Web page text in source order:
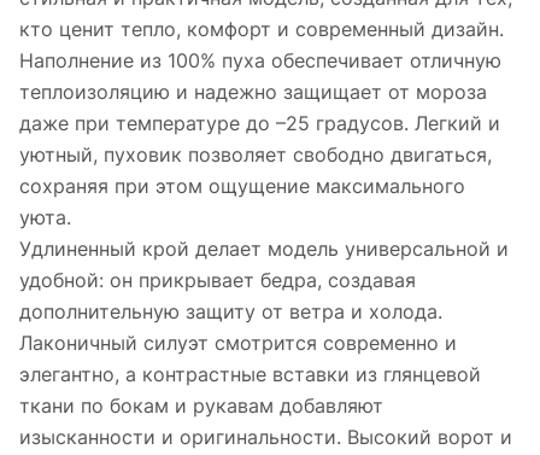
кто ценит тепло, комфорт и современный дизайн.
Наполнение из 100% пуха обеспечивает отличную
теплоизоляцию и надежно защищает от мороза
даже при температуре до –25 градусов. Легкий и
уютный, пуховик позволяет свободно двигаться,
сохраняя при этом ощущение максимального
уюта.
Удлиненный крой делает модель универсальной и
удобной: он прикрывает бедра, создавая
дополнительную защиту от ветра и холода.
Лаконичный силуэт смотрится современно и
элегантно, а контрастные вставки из глянцевой
ткани по бокам и рукавам добавляют
изысканности и оригинальности. Высокий ворот и